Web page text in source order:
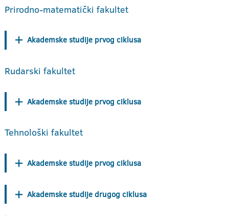
Prirodno-matematički fakultet
Akademske studije prvog ciklusa
Rudarski fakultet
Akademske studije prvog ciklusa
Tehnološki fakultet
Akademske studije prvog ciklusa
Akademske studije drugog ciklusa